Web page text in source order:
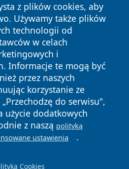
z plików cookies, aby
Używamy także plików
technologii od
w celach
i
Informacje te mogą być
przez naszych
korzystanie ze
do serwisu",
użycie dodatkowych
z naszą polityką
ustawienia .
Cookies
Wszystkie prawa
Polityka
Cookies